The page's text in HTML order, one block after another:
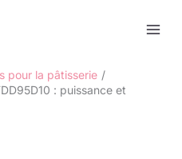
pour la pâtisserie
: puissance et